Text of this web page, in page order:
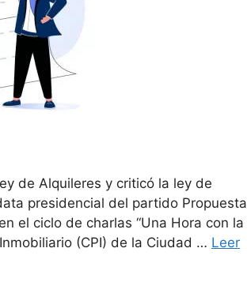
de Alquileres y criticó la ley de
presidencial del partido Propuesta
el ciclo de charlas “Una Hora con la
(CPI) de la Ciudad … Leer